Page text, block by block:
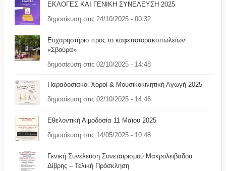
ΕΚΛΟΓΕΣ ΚΑΙ ΓΕΝΙΚΗ ΣΥΝΕΛΕΥΣΗ 2025
δημοσίευση στις 24/10/2025 - 00:32
Ευχαρηστήριο προς το καφεποτορακοπωλείων
«Σβούρα»
δημοσίευση στις 02/10/2025 - 14:48
Παραδοσιακοί Χοροί & Μουσικοκινητική Αγωγή 2025
δημοσίευση στις 02/10/2025 - 14:46
Εθελοντική Αιμοδοσία 11 Μαϊου 2025
δημοσίευση στις 14/05/2025 - 10:48
Γενική Συνέλευση Συνεταιρισμού Μακρολειβαδου
Δίβρης – Τελική Πρόσκληση